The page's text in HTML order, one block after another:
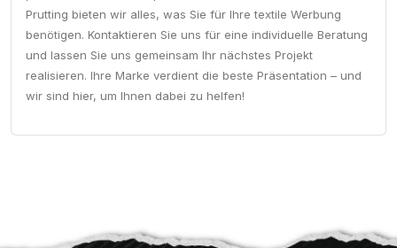
Prutting bieten wir alles, was Sie für Ihre textile Werbung
benötigen. Kontaktieren Sie uns für eine individuelle Beratung
und lassen Sie uns gemeinsam Ihr nächstes Projekt
realisieren. Ihre Marke verdient die beste Präsentation – und
wir sind hier, um Ihnen dabei zu helfen!